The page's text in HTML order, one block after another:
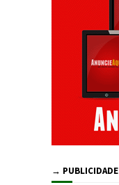
→ PUBLICIDADE